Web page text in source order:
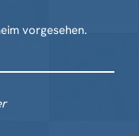
vorgesehen.